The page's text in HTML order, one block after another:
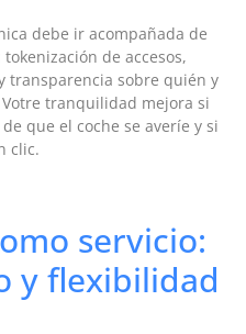
debe ir acompañada de
de accesos,
transparencia sobre quién y
tranquilidad mejora si
que el coche se averíe y si
clic.
servicio:
y flexibilidad